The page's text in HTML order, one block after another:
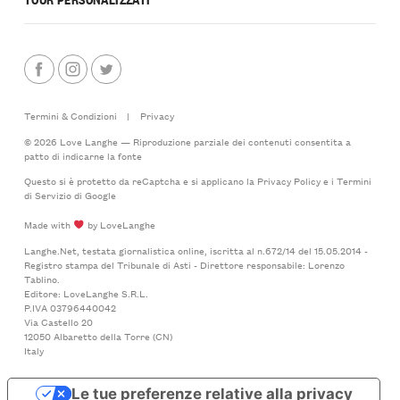
Termini & Condizioni |
Privacy
© 2026 Love Langhe — Riproduzione parziale dei contenuti consentita a
patto di indicarne la fonte
Questo si è protetto da reCaptcha e si applicano la Privacy Policye i Termini
di Serviziodi Google
Made with
by LoveLanghe
Langhe.Net, testata giornalistica online, iscritta al n.672/14 del 15.05.2014 -
Registro stampa del Tribunale di Asti - Direttore responsabile: Lorenzo
Tablino.
Editore: LoveLanghe S.R.L.
P.IVA 03796440042
Via Castello 20
12050 Albaretto della Torre (CN)
Italy
Le tue preferenze relative alla privacy